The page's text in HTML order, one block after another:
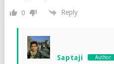
0 Reply
Saptaji Author